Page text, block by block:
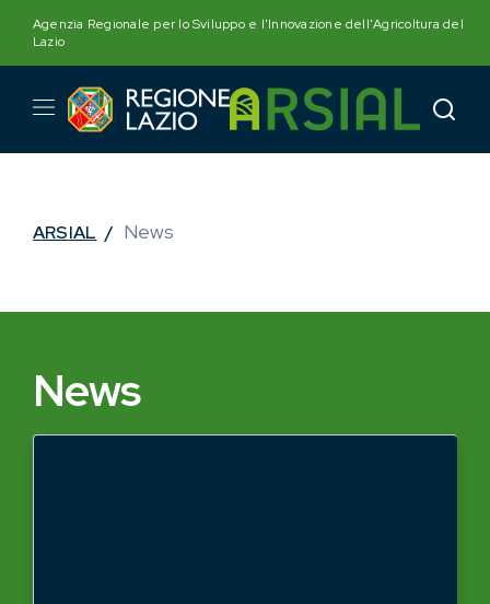
content
Agenzia Regionale per lo Sviluppo e l'Innovazione dell'Agricoltura del
Lazio
ARSIAL / News
News